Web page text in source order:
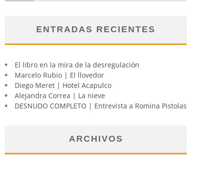
ENTRADAS RECIENTES
El libro en la mira de la desregulación
Marcelo Rubio | El llovedor
Diego Meret | Hotel Acapulco
Alejandra Correa | La nieve
DESNUDO COMPLETO | Entrevista a Romina Pistolas
ARCHIVOS